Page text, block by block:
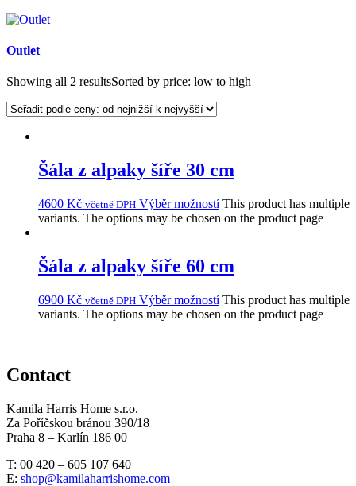
Outlet
Showing all 2 resultsSorted by price: low to high
Šála z alpaky šíře 30 cm
4600 Kč včetně DPH Výběr možností This product has multiple
variants. The options may be chosen on the product page
Šála z alpaky šíře 60 cm
6900 Kč včetně DPH Výběr možností This product has multiple
variants. The options may be chosen on the product page
Contact
Kamila Harris Home s.r.o.
Za Poříčskou bránou 390/18
Praha 8 – Karlín 186 00
T: 00 420 – 605 107 640
E: shop@kamilaharrishome.com